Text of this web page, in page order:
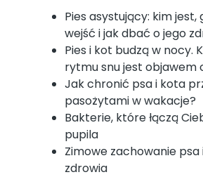
Pies asystujący: kim jest,
wejść i jak dbać o jego
Pies i kot budzą w nocy.
rytmu snu jest objawem
Jak chronić psa i kota
pasożytami w wakacje?
Bakterie, które łączą
pupila
Zimowe zachowanie
zdrowia